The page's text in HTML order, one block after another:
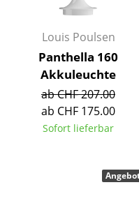
TV Möbel
Beistell- &
Barmöbel
Garderoben
Louis Poulsen
Panthella 160
Akkuleuchte
ab CHF 207.00
ab CHF 175.00
Sofort lieferbar